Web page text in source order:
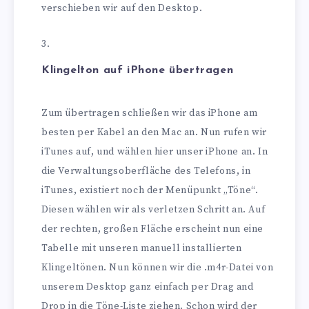
verschieben wir auf den Desktop.
Klingelton auf iPhone übertragen
Zum übertragen schließen wir das iPhone am
besten per Kabel an den Mac an. Nun rufen wir
iTunes auf, und wählen hier unser iPhone an. In
die Verwaltungsoberfläche des Telefons, in
iTunes, existiert noch der Menüpunkt „Töne“.
Diesen wählen wir als verletzen Schritt an. Auf
der rechten, großen Fläche erscheint nun eine
Tabelle mit unseren manuell installierten
Klingeltönen. Nun können wir die .m4r-Datei von
unserem Desktop ganz einfach per Drag and
Drop in die Töne-Liste ziehen. Schon wird der